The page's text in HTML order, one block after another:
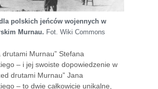
polskich jeńców wojennych w
Murnau. Fot. Wiki Commons
drutami Murnau” Stefana
– i jej swoiste dopowiedzenie w
drutami Murnau” Jana
– to dwie całkowicie unikalne,